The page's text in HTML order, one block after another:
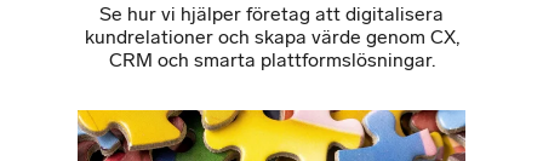
Se hur vi hjälper företag att digitalisera
kundrelationer och skapa värde genom CX,
CRM och smarta plattformslösningar.